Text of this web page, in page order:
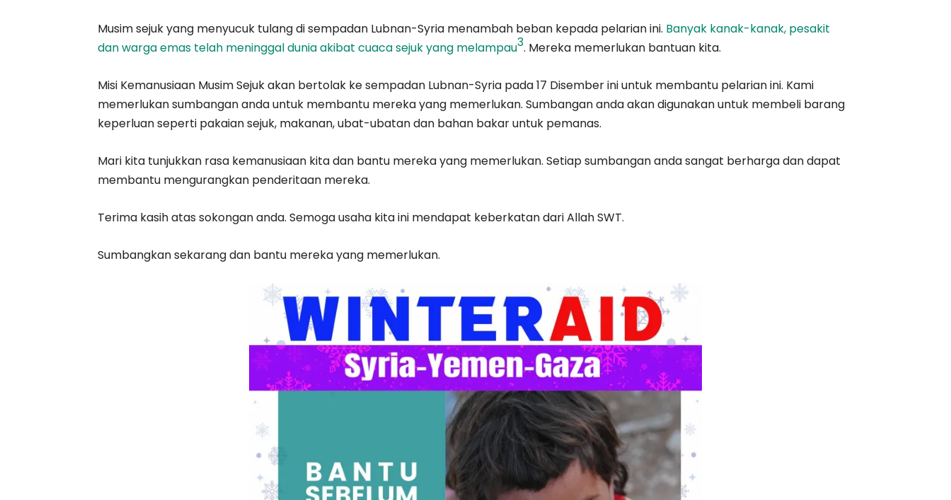
Musim sejuk yang menyucuk tulang di sempadan Lubnan-Syria menambah beban kepada pelarian ini. Banyak kanak-kanak, pesakit
dan warga emas telah meninggal dunia akibat cuaca sejuk yang melampau3. Mereka memerlukan bantuan kita.
Misi Kemanusiaan Musim Sejuk akan bertolak ke sempadan Lubnan-Syria pada 17 Disember ini untuk membantu pelarian ini. Kami
memerlukan sumbangan anda untuk membantu mereka yang memerlukan. Sumbangan anda akan digunakan untuk membeli barang
keperluan seperti pakaian sejuk, makanan, ubat-ubatan dan bahan bakar untuk pemanas.
Mari kita tunjukkan rasa kemanusiaan kita dan bantu mereka yang memerlukan. Setiap sumbangan anda sangat berharga dan dapat
membantu mengurangkan penderitaan mereka.
Terima kasih atas sokongan anda. Semoga usaha kita ini mendapat keberkatan dari Allah SWT.
Sumbangkan sekarang dan bantu mereka yang memerlukan.